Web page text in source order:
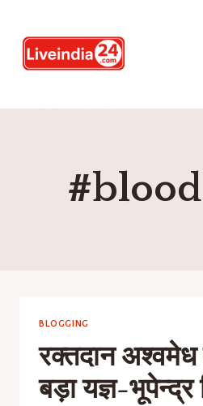
BLOGGING
रक्तदान अश्वमेध
बड़ा यज्ञ-भूपेन्द्र